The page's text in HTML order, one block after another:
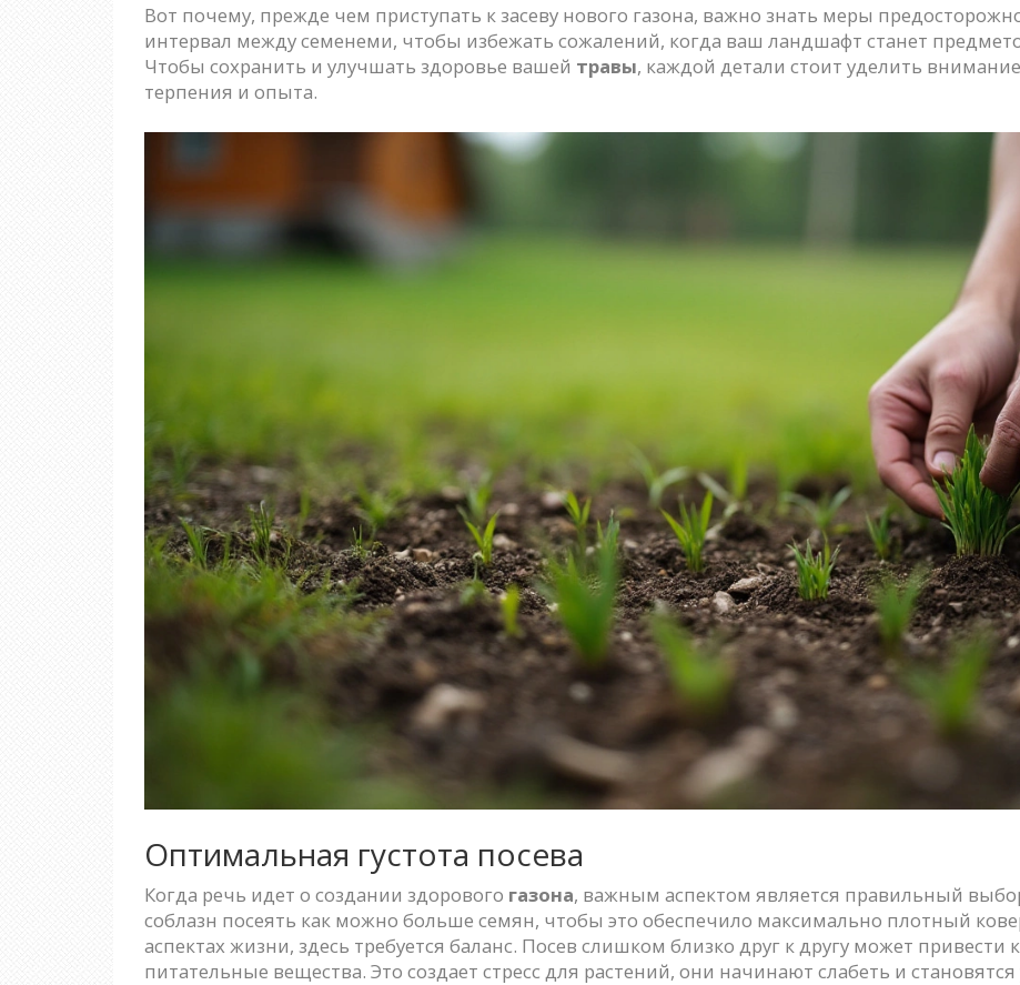
Вот почему, прежде чем приступать к засеву нового газона, важно знать меры
интервал между семенеми, чтобы избежать сожалений, когда ваш ландшафт станет
Чтобы сохранить и улучшать здоровье вашей травы, каждой детали стоит уделить
терпения и опыта.
Оптимальная густота посева
Когда речь идет о создании здорового газона, важным аспектом является правильный
соблазн посеять как можно больше семян, чтобы это обеспечило максимально плотный
аспектах жизни, здесь требуется баланс. Посев слишком близко друг к другу может привести
питательные вещества. Это создает стресс для растений, они начинают слабеть и